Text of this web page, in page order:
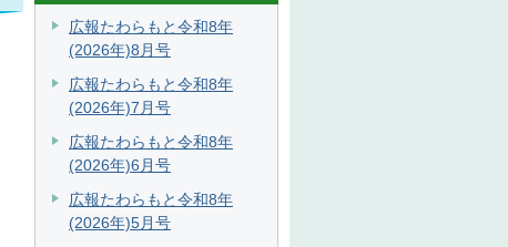
広報たわらもと令和8年
(2026年)8月号
広報たわらもと令和8年
(2026年)7月号
広報たわらもと令和8年
(2026年)6月号
広報たわらもと令和8年
(2026年)5月号